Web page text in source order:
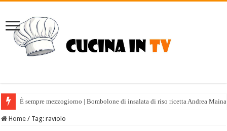
È sempre mezzogiorno | Bombolone di insalata di riso ricetta Andrea
Home / Tag:raviolo